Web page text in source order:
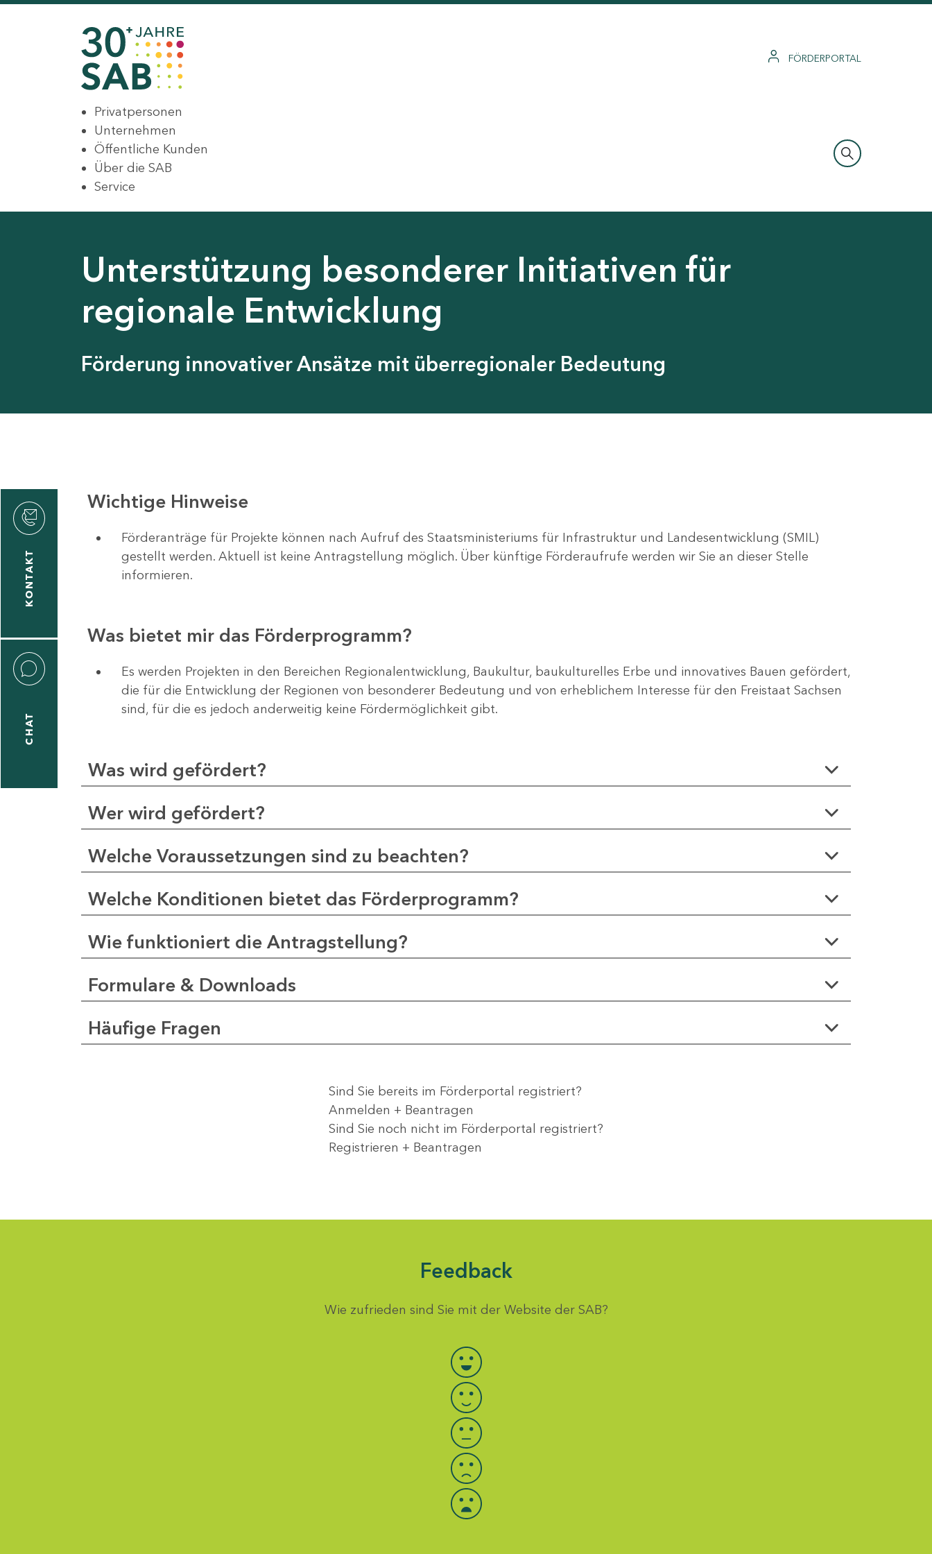
FÖRDERPORTAL
Privatpersonen
Unternehmen
Öffentliche Kunden
Über die SAB
Service
Unterstützung besonderer Initiativen für
regionale Entwicklung
Förderung innovativer Ansätze mit überregionaler Bedeutung
KONTAKT
CHAT
Wichtige Hinweise
Förderanträge für Projekte können nach Aufruf des Staatsministeriums für Infrastruktur und Landesentwicklung (SMIL)
gestellt werden. Aktuell ist keine Antragstellung möglich. Über künftige Förderaufrufe werden wir Sie an dieser Stelle
informieren.
Was bietet mir das Förderprogramm?
Es werden Projekten in den Bereichen Regionalentwicklung, Baukultur, baukulturelles Erbe und innovatives Bauen gefördert,
die für die Entwicklung der Regionen von besonderer Bedeutung und von erheblichem Interesse für den Freistaat Sachsen
sind, für die es jedoch anderweitig keine Fördermöglichkeit gibt.
Was wird gefördert?
Wer wird gefördert?
Welche Voraussetzungen sind zu beachten?
Welche Konditionen bietet das Förderprogramm?
Wie funktioniert die Antragstellung?
Formulare & Downloads
Häufige Fragen
Sind Sie bereits im Förderportal registriert?
Anmelden + Beantragen
Sind Sie noch nicht im Förderportal registriert?
Registrieren + Beantragen
Feedback
Wie zufrieden sind Sie mit der Website der SAB?
Bewertung auswählen